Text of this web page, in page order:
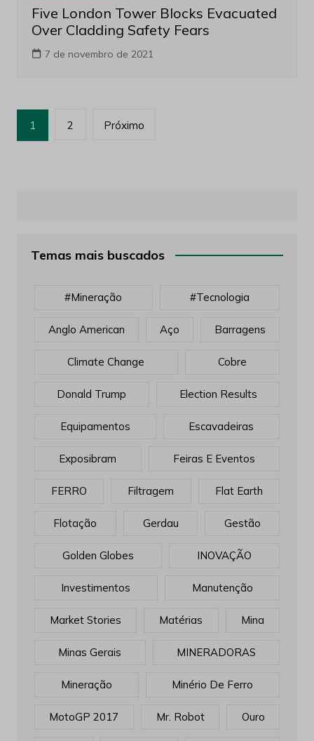
Five London Tower Blocks Evacuated
Over Cladding Safety Fears
7 de novembro de 2021
Paginação
de
1 2 Próximo
Temas mais buscados
#mineração #tecnologia
Anglo American Aço Barragens
Climate Change Cobre
Donald Trump Election Results
Equipamentos Escavadeiras
Exposibram Feiras E Eventos
FERRO Filtragem Flat Earth
Flotação Gerdau Gestão
Golden Globes INOVAÇÃO
Investimentos Manutenção
Market Stories Matérias Mina
Minas Gerais MINERADORAS
Mineração Minério De Ferro
MotoGP 2017 Mr. Robot Ouro